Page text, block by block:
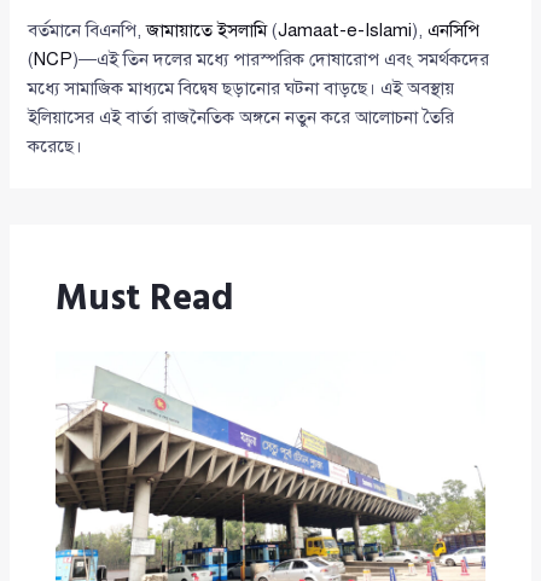
বর্তমানে বিএনপি,জামায়াতে ইসলামি(Jamaat-e-Islami),এনসিপি
(NCP)—এই তিন দলের মধ্যে পারস্পরিক দোষারোপ এবং সমর্থকদের
মধ্যে সামাজিক মাধ্যমে বিদ্বেষ ছড়ানোর ঘটনা বাড়ছে। এই অবস্থায়
ইলিয়াসের এই বার্তা রাজনৈতিক অঙ্গনে নতুন করে আলোচনা তৈরি
করেছে।
Must Read